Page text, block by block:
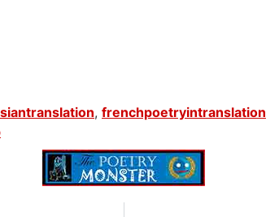
, frenchpoetryintranslation